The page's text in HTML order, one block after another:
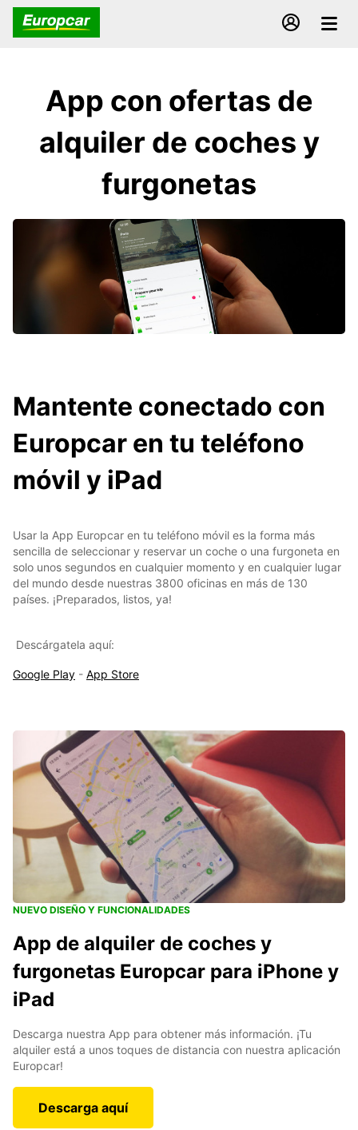
App con ofertas de
alquiler de coches y
furgonetas
Mantente conectado con
Europcar en tu teléfono
móvil y iPad
Usar la App Europcar en tu teléfono móvil es la forma más
sencilla de seleccionar y reservar un coche o una furgoneta en
solo unos segundos en cualquier momento y en cualquier lugar
del mundo desde nuestras 3800 oficinas en más de 130
países. ¡Preparados, listos, ya!
Descárgatela aquí:
Google Play - App Store
NUEVO DISEÑO Y FUNCIONALIDADES
App de alquiler de coches y
furgonetas Europcar para iPhone y
iPad
Descarga nuestra App para obtener más información. ¡Tu
alquiler está a unos toques de distancia con nuestra aplicación
Europcar!
Descarga aquí